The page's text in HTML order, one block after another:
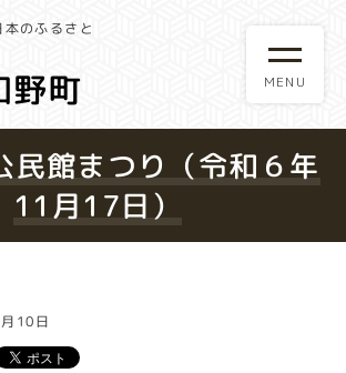
のふるさと
民館まつり（令和６年
11月17日）
10日